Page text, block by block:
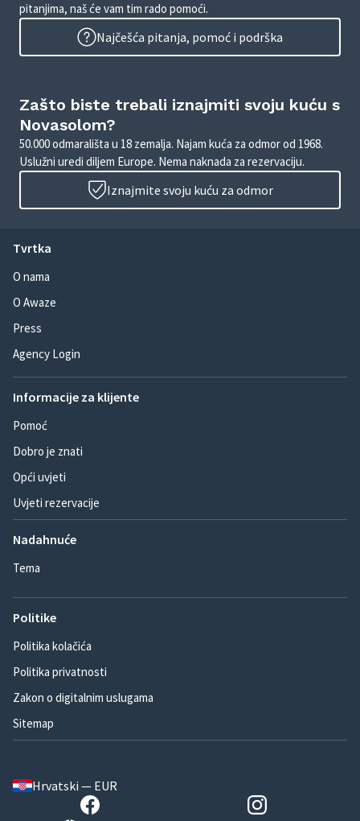
pitanjima, naš će vam tim rado pomoći.
Najčešća pitanja, pomoć i podrška
Zašto biste trebali iznajmiti svoju kuću s
Novasolom?
50.000 odmarališta u 18 zemalja. Najam kuća za odmor od 1968.
Uslužni uredi diljem Europe. Nema naknada za rezervaciju.
Iznajmite svoju kuću za odmor
Tvrtka
O nama
O Awaze
Press
Agency Login
Informacije za klijente
Pomoć
Dobro je znati
Opći uvjeti
Uvjeti rezervacije
Nadahnuće
Tema
Politike
Politika kolačića
Politika privatnosti
Zakon o digitalnim uslugama
Sitemap
Hrvatski — EUR